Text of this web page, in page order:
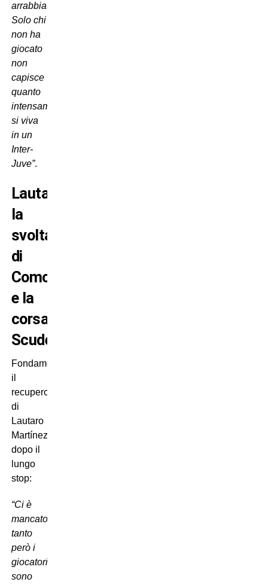
arrabbiati.
Solo chi
non ha
giocato
non
capisce
quanto
intensamente
si viva
in un
Inter-
Juve”.
Lautaro,
la
svolta
di
Como
e la
corsa
Scudetto
Fondamentale
il
recupero
di
Lautaro
Martínez
dopo il
lungo
stop:
“Ci è
mancato
tanto
però i
giocatori
sono